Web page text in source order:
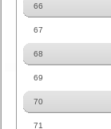
66
67
68
69
70
71